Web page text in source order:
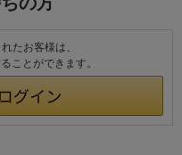
たお客様は、
ことができます。